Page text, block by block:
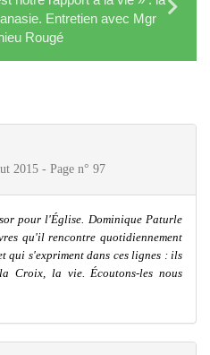
Entretien avec Mgr
Rougé
2015 - Page n° 97
pour l'Église. Dominique Paturle
qu'il rencontre quotidiennement
qui s'expriment dans ces lignes : ils
Croix, la vie. Écoutons-les nous